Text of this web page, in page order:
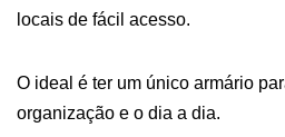
locais de fácil acesso.
O ideal é ter um único armário
organização e o dia a dia.